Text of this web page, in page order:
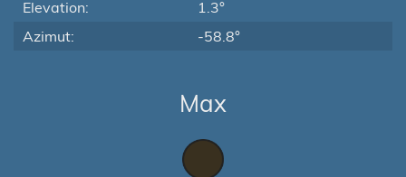
Elevation:
1.3°
Azimut:
-58.8°
Max